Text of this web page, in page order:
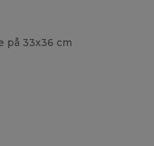
på 33x36 cm